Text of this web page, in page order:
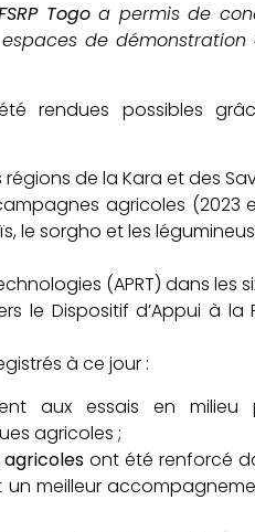
Togoa permis de
de
rendues possibles
de la Kara et des
agricoles (2023
le sorgho et les
(APRT) dans les
le Dispositif d’Appui à la
à ce jour :
aux essais en milieu
agricoles ;
ont été renforcé
un meilleur